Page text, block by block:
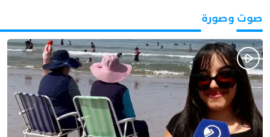
صوت وصورة